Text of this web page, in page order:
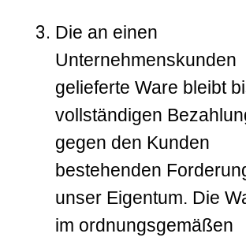
Die an einen
Unternehmenskunden
gelieferte Ware bleibt
vollständigen
gegen den Kunden
bestehenden
unser Eigentum. Die
im ordnungsgemäßen